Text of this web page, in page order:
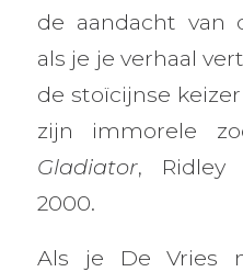
de aandacht van
als je je verhaal
de stoïcijnse
zijn immorele
Gladiator, Ridley
2000.
Als je De Vries